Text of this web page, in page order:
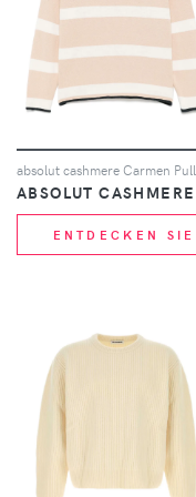
ABSOLUT CASHMERE
ENTDECKEN SIE